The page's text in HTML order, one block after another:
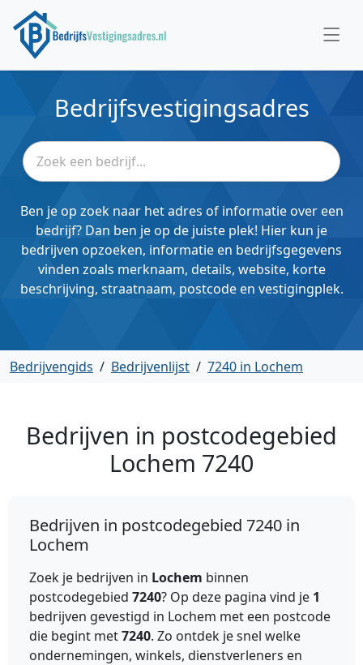
Bedrijfsvestigingsadres
Ben je op zoek naar het adres of informatie over een
bedrijf? Dan ben je op de juiste plek! Hier kun je
bedrijven opzoeken, informatie en bedrijfsgegevens
vinden zoals merknaam, details, website, korte
beschrijving, straatnaam, postcode en vestigingplek.
Bedrijvengids / Bedrijvenlijst / 7240 in Lochem
Bedrijven in postcodegebied
Lochem 7240
Bedrijven in postcodegebied 7240 in
Lochem
Zoek je bedrijven in Lochem binnen
postcodegebied 7240? Op deze pagina vind je 1
bedrijven gevestigd in Lochem met een postcode
die begint met7240. Zo ontdek je snel welke
ondernemingen, winkels, dienstverleners en